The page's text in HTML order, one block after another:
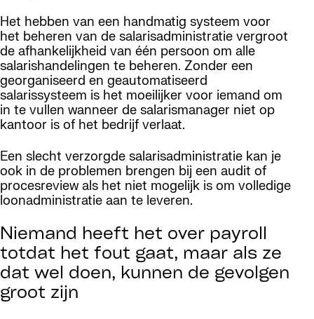
Het hebben van een handmatig systeem voor
het beheren van de salarisadministratie vergroot
de afhankelijkheid van één persoon om alle
salarishandelingen te beheren. Zonder een
georganiseerd en geautomatiseerd
salarissysteem is het moeilijker voor iemand om
in te vullen wanneer de salarismanager niet op
kantoor is of het bedrijf verlaat.
Een slecht verzorgde salarisadministratie kan je
ook in de problemen brengen bij een audit of
procesreview als het niet mogelijk is om volledige
loonadministratie aan te leveren.
Niemand heeft het over payroll
totdat het fout gaat, maar als ze
dat wel doen, kunnen de gevolgen
groot zijn